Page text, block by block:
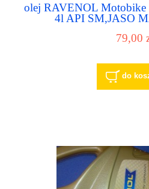
olej RAVENOL Motobike
4l API SM,JASO
79,00
do